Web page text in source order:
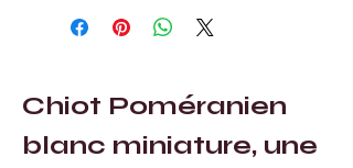
Chiot Poméranien
blanc miniature, une